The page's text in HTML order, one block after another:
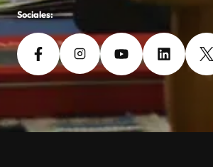
Sociales: